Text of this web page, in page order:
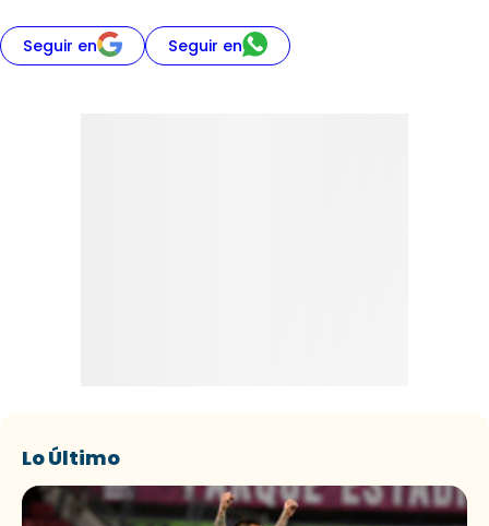
Seguir en Seguir en
Lo Último